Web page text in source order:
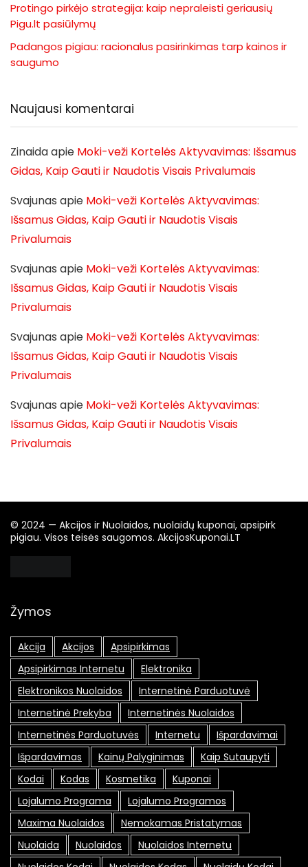
Protingo pirkėjo strategija: kaip nepraleisti geriausių
Pigu.lt pasiūlymų
Padangos pigiau: racionalus pasirinkimas tarp kainos ir
saugumo
Naujausi komentarai
Zinaidaapie Moki-veži Kortelės Aktyvavimas: Išsamus
Gidas, Kaip Gauti ir Naudotis Visais Privalumais
Svajunas apie Moki-veži Kortelės Aktyvavimas:
Išsamus Gidas, Kaip Gauti ir Naudotis Visais
Privalumais
Svajunas apie Moki-veži Kortelės Aktyvavimas:
Išsamus Gidas, Kaip Gauti ir Naudotis Visais
Privalumais
Svajunas apie Moki-veži Kortelės Aktyvavimas:
Išsamus Gidas, Kaip Gauti ir Naudotis Visais
Privalumais
Svajunas apie Moki-veži Kortelės Aktyvavimas:
Išsamus Gidas, Kaip Gauti ir Naudotis Visais
Privalumais
© 2024 — Akcijos ir Nuolaidos, nuolaidų kuponai, apsipirk
pigiau. Visos teisės saugomos. AkcijosKuponai.LT
Žymos
Akcija Akcijos
Apsipirkimas
Apsipirkimas Internetu
Elektronika
Elektronikos Nuolaidos
Internetinė Parduotuvė
Internetinė Prekyba
Internetinės Nuolaidos
Internetinės Parduotuvės
Internetu
Išpardavimai
Išpardavimas
Kainų Palyginimas
Kaip Sutaupyti
Kodai
Kodas Kosmetika
Kuponai
Lojalumo Programa
Lojalumo Programos
Maxima Nuolaidos
Nemokamas Pristatymas
Nuolaida
Nuolaidos
Nuolaidos Internetu